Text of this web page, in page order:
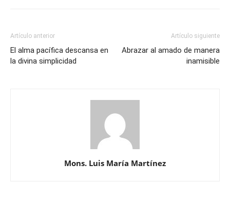
Artículo anterior
El alma pacífica descansa en
la divina simplicidad
Artículo siguiente
Abrazar al amado de manera
inamisible
Mons. Luis María Martínez